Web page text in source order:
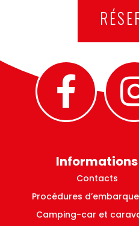
Informations
Contacts
Procédures
Camping-car et